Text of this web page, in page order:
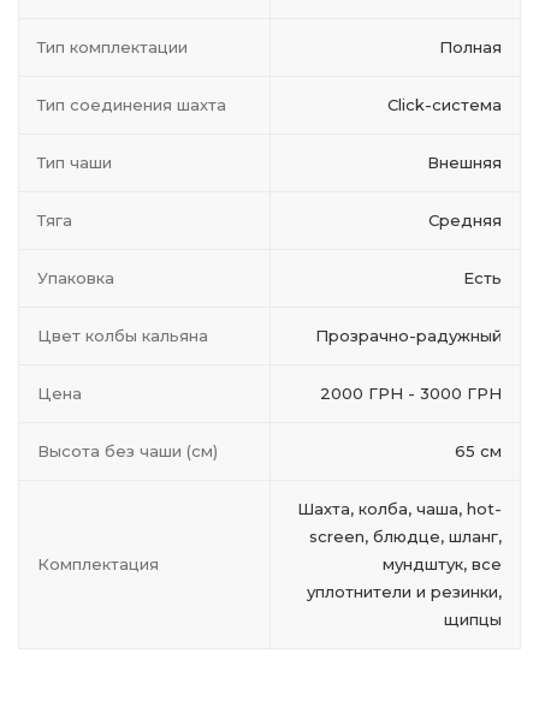
Тип комплектации Полная
Тип соединения шахта Click-система
Тип чаши Внешняя
Тяга Средняя
Упаковка Есть
Цвет колбы кальяна Прозрачно-радужный
Цена 2000 ГРН - 3000 ГРН
Высота без чаши (см) 65 см
Комплектация
Шахта, колба, чаша, hot-
screen, блюдце, шланг,
мундштук, все
уплотнители и резинки,
щипцы